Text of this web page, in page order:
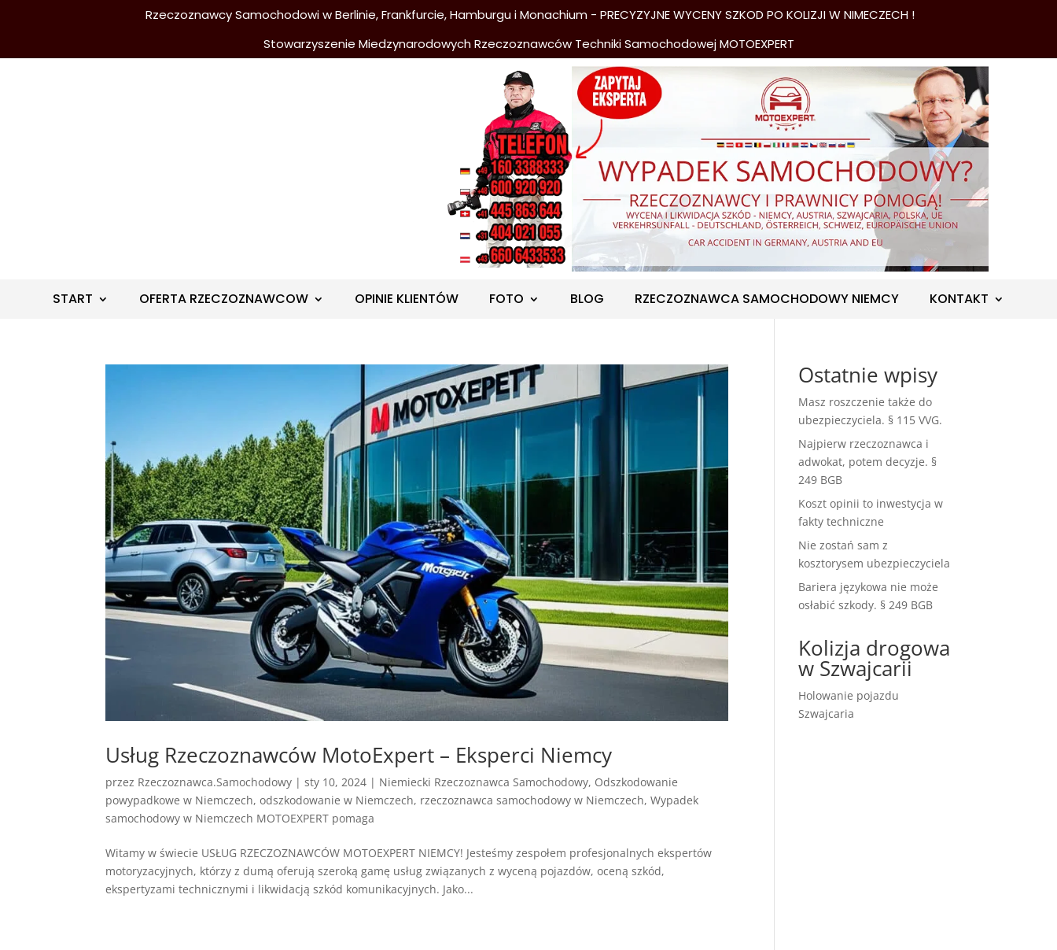
Rzeczoznawcy Samochodowi w Berlinie, Frankfurcie, Hamburgu i Monachium - PRECYZYJNE WYCENY SZKOD PO KOLIZJI W NIMECZECH !
Stowarzyszenie Miedzynarodowych Rzeczoznawców Techniki Samochodowej MOTOEXPERT
START OFERTA RZECZOZNAWCOW OPINIE KLIENTÓW FOTO BLOG RZECZOZNAWCA SAMOCHODOWY NIEMCY KONTAKT
Usług Rzeczoznawców MotoExpert – Eksperci Niemcy
przez Rzeczoznawca.Samochodowy |sty 10, 2024 | Niemiecki Rzeczoznawca Samochodowy, Odszkodowanie
powypadkowe w Niemczech,odszkodowanie w Niemczech, rzeczoznawca samochodowy w Niemczech,Wypadek
samochodowy w Niemczech MOTOEXPERT pomaga
Witamy w świecie USŁUG RZECZOZNAWCÓW MOTOEXPERT NIEMCY! Jesteśmy zespołem profesjonalnych ekspertów
motoryzacyjnych, którzy z dumą oferują szeroką gamę usług związanych z wyceną pojazdów, oceną szkód,
ekspertyzami technicznymi i likwidacją szkód komunikacyjnych. Jako...
Ostatnie wpisy
Masz roszczenie także do
ubezpieczyciela. § 115 VVG.
Najpierw rzeczoznawca i
adwokat, potem decyzje. §
249 BGB
Koszt opinii to inwestycja w
fakty techniczne
Nie zostań sam z
kosztorysem ubezpieczyciela
Bariera językowa nie może
osłabić szkody. § 249 BGB
Kolizja drogowa
w Szwajcarii
Holowanie pojazdu
Szwajcaria